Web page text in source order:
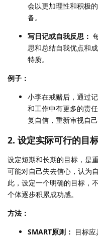
会以更加理性和积极
备。
写日记或自我反思：
思和总结自我优点和
特质。
例子：
小李在戒赌后，通过
和工作中有更多的责
复自信，重新审视自己
2. 设定实际可行的目
设定短期和长期的目标，是
可能对自己失去信心，认为
此，设定一个明确的目标，
个体逐步积累成功感。
方法：
SMART原则： 目标